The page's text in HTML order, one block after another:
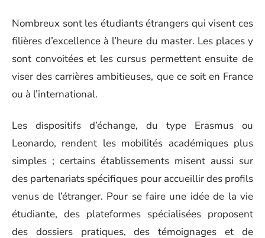
Nombreux sont les étudiants étrangers qui visent ces
filières d’excellence à l’heure du master. Les places y
sont convoitées et les cursus permettent ensuite de
viser des carrières ambitieuses, que ce soit en France
ou à l’international.
Les dispositifs d’échange, du type Erasmus ou
Leonardo, rendent les mobilités académiques plus
simples ; certains établissements misent aussi sur
des partenariats spécifiques pour accueillir des profils
venus de l’étranger. Pour se faire une idée de la vie
étudiante, des plateformes spécialisées proposent
des dossiers pratiques, des témoignages et de